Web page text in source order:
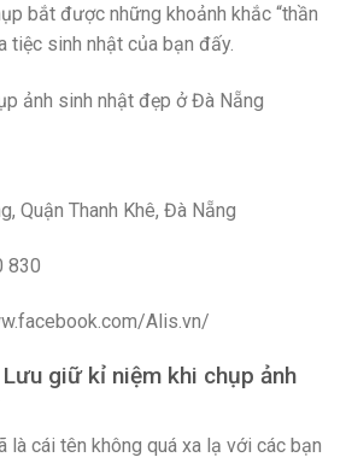
bắt được những khoảnh khắc “thần
tiệc sinh nhật của bạn đấy.
Quận Thanh Khê, Đà Nẵng
830
Alis.vn/
Lưu giữ kỉ niệm khi chụp ảnh
là cái tên không quá xa lạ với các bạn